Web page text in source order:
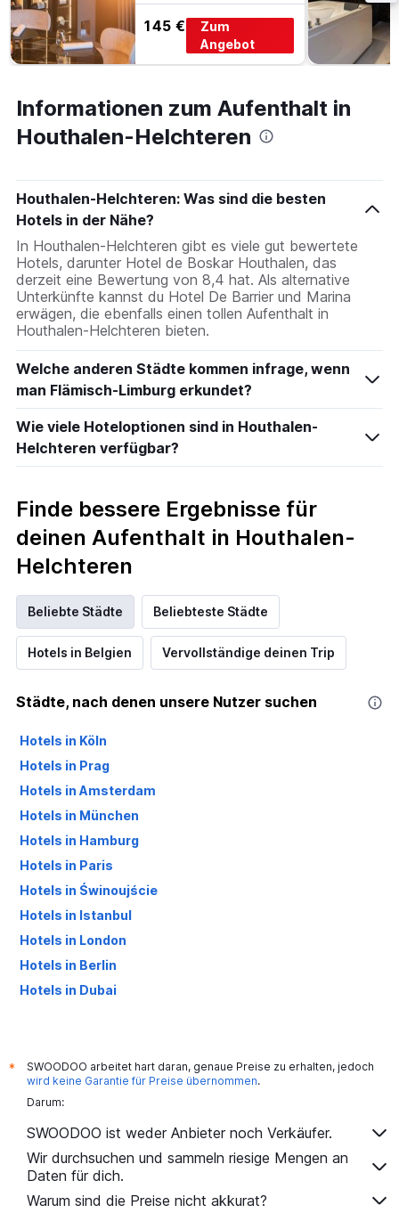
145 €
Zum
Angebot
Informationen zum Aufenthalt in
Houthalen-Helchteren
Houthalen-Helchteren: Was sind die besten
Hotels in der Nähe?
In Houthalen-Helchteren gibt es viele gut bewertete
Hotels, darunter Hotel de Boskar Houthalen, das
derzeit eine Bewertung von 8,4 hat. Als alternative
Unterkünfte kannst du Hotel De Barrier und Marina
erwägen, die ebenfalls einen tollen Aufenthalt in
Houthalen-Helchteren bieten.
Welche anderen Städte kommen infrage, wenn
man Flämisch-Limburg erkundet?
Wie viele Hoteloptionen sind in Houthalen-
Helchteren verfügbar?
Finde bessere Ergebnisse für
deinen Aufenthalt in Houthalen-
Helchteren
Beliebte Städte Beliebteste Städte
Hotels in Belgien Vervollständige deinen Trip
Städte, nach denen unsere Nutzer suchen
Hotels in Köln
Hotels in Prag
Hotels in Amsterdam
Hotels in München
Hotels in Hamburg
Hotels in Paris
Hotels in Świnoujście
Hotels in Istanbul
Hotels in London
Hotels in Berlin
Hotels in Dubai
*
SWOODOO arbeitet hart daran, genaue Preise zu erhalten, jedoch
wird keine Garantie für Preise übernommen.
Darum:
SWOODOO ist weder Anbieter noch Verkäufer.
Wir durchsuchen und sammeln riesige Mengen an
Daten für dich.
Warum sind die Preise nicht akkurat?